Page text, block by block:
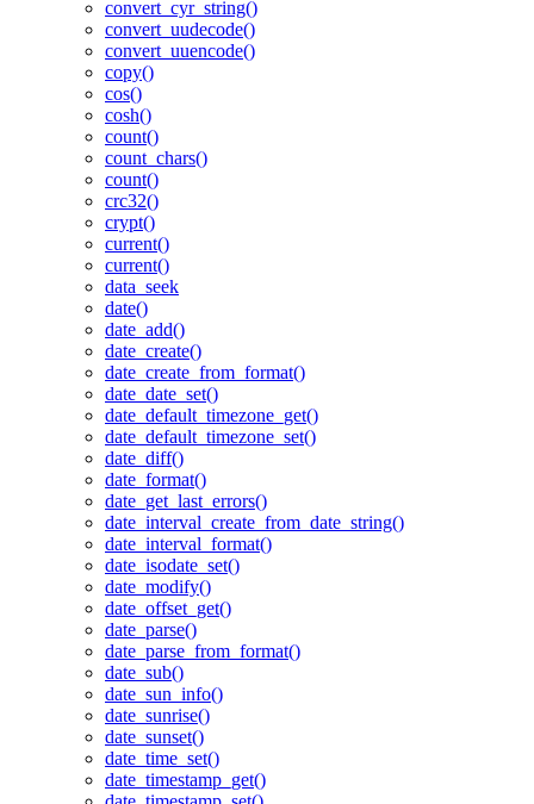
convert_cyr_string()
convert_uudecode()
convert_uuencode()
copy()
cos()
cosh()
count()
count_chars()
count()
crc32()
crypt()
current()
current()
data_seek
date()
date_add()
date_create()
date_create_from_format()
date_date_set()
date_default_timezone_get()
date_default_timezone_set()
date_diff()
date_format()
date_get_last_errors()
date_interval_create_from_date_string()
date_interval_format()
date_isodate_set()
date_modify()
date_offset_get()
date_parse()
date_parse_from_format()
date_sub()
date_sun_info()
date_sunrise()
date_sunset()
date_time_set()
date_timestamp_get()